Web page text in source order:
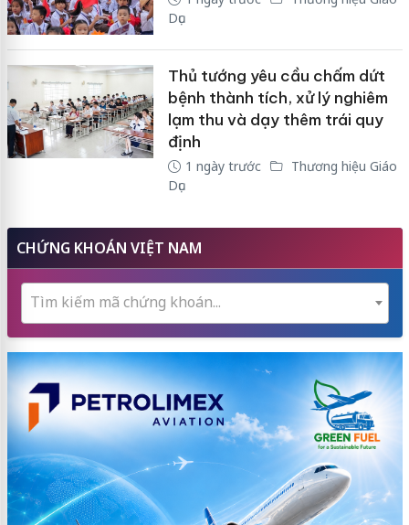
Dục
Thủ tướng yêu cầu chấm dứt
bệnh thành tích, xử lý nghiêm
lạm thu và dạy thêm trái quy
định
1 ngày trước
Thương hiệu Giáo
Dục
CHỨNG KHOÁN VIỆT NAM
Tìm kiếm mã chứng khoán...